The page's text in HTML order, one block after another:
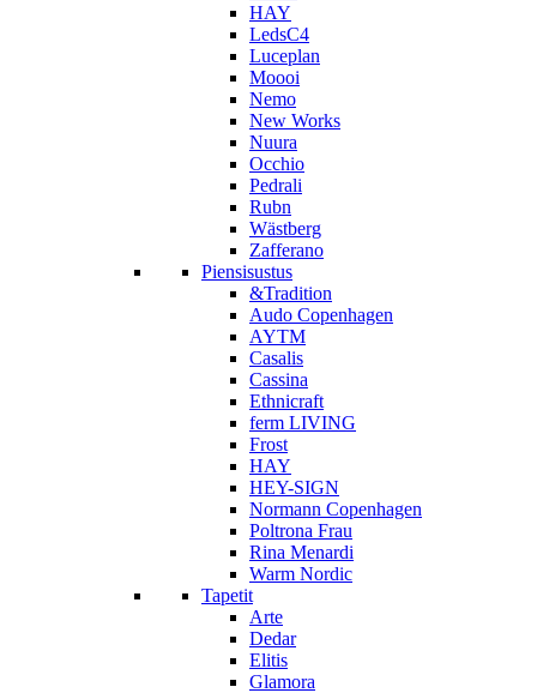
HAY
LedsC4
Luceplan
Moooi
Nemo
New Works
Nuura
Occhio
Pedrali
Rubn
Wästberg
Zafferano
Piensisustus
&Tradition
Audo Copenhagen
AYTM
Casalis
Cassina
Ethnicraft
ferm LIVING
Frost
HAY
HEY-SIGN
Normann Copenhagen
Poltrona Frau
Rina Menardi
Warm Nordic
Tapetit
Arte
Dedar
Elitis
Glamora